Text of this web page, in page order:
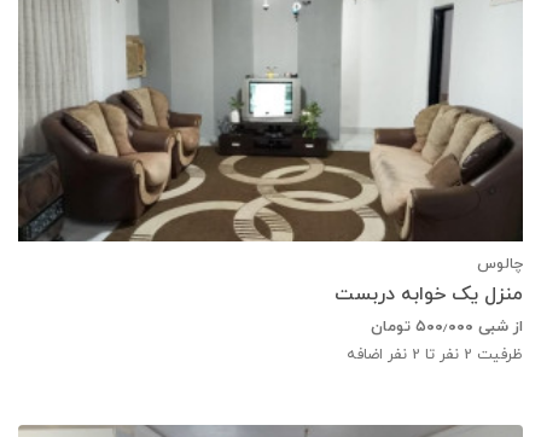
چالوس
منزل یک خوابه دربست
از شبی ۵۰۰٫۰۰۰ تومان
ظرفیت 2 نفر تا 2 نفر اضافه